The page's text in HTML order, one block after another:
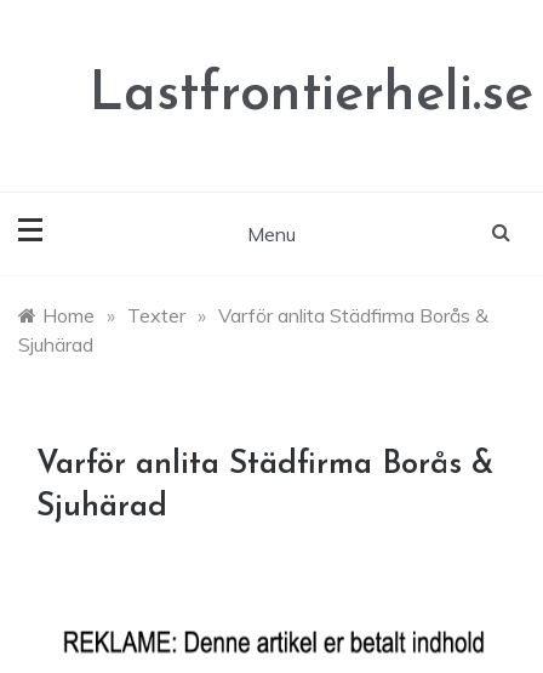
Lastfrontierheli.se
Menu
Home » Texter » Varför anlita Städfirma Borås &
Sjuhärad
Varför anlita Städfirma Borås &
Sjuhärad